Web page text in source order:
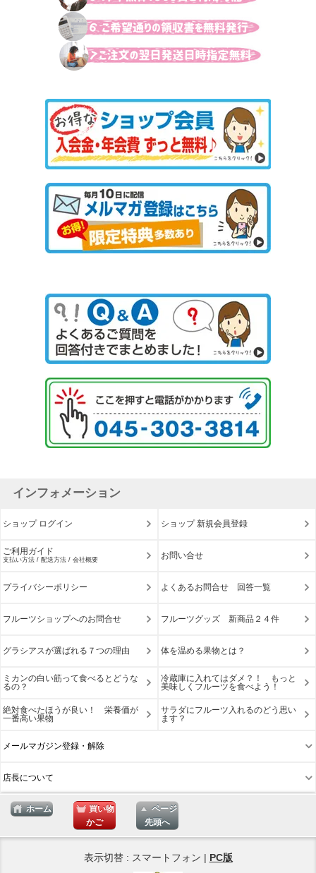
インフォメーション
ショップ ログイン ショップ 新規会員登録
ご利用ガイド
支払い方法 / 配送方法 / 会社概要 お問い合せ
プライバシーポリシー よくあるお問合せ 回答一覧
フルーツショップへのお問合せ フルーツグッズ 新商品２４件
グラシアスが選ばれる７つの理由 体を温める果物とは？
ミカンの白い筋って食べるとどうな
るの？
冷蔵庫に入れてはダメ？！ もっと
美味しくフルーツを食べよう！
絶対食べたほうが良い！ 栄養価が
一番高い果物
サラダにフルーツ入れるのどう思い
ます？
メールマガジン登録・解除
店長について
ホーム
買い物
かご
ページ
先頭へ
表示切替 : スマートフォン | PC版